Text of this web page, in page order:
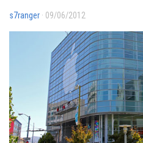
s7ranger · 09/06/2012